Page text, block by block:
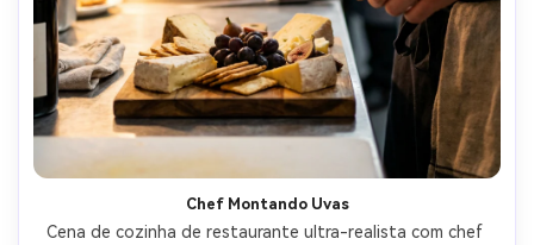
Chef Montando Uvas
Cena de cozinha de restaurante ultra-realista com chef